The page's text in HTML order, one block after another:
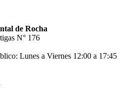
de Rocha
N° 176
Lunes a Viernes 12:00 a 17:45